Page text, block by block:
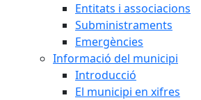
Entitats i associacions
Subministraments
Emergències
Informació del municipi
Introducció
El municipi en xifres